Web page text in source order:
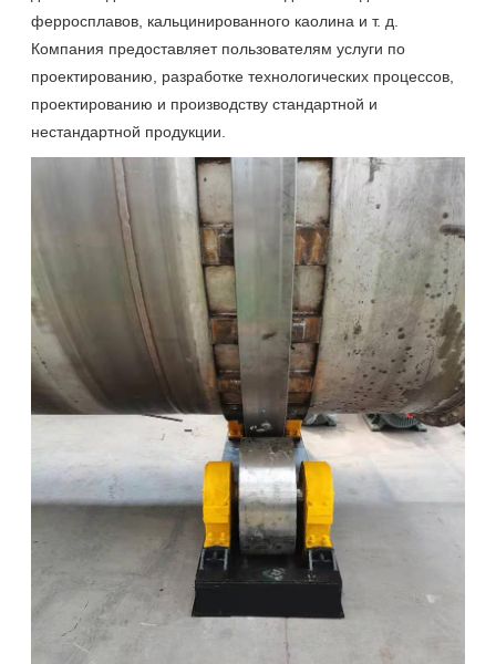
ферросплавов, кальцинированного каолина и т. д.
Компания предоставляет пользователям услуги по
проектированию, разработке технологических процессов,
проектированию и производству стандартной и
нестандартной продукции.